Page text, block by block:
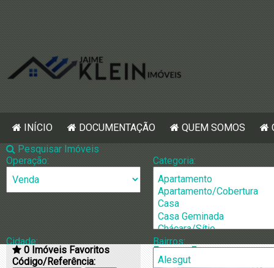
INÍCIO DOCUMENTAÇÃO QUEM SOMOS
Pesquisar Imóveis
Operação:
Categoria:
Cidade: Bairros:
0 Imóveis Favoritos
Código/Referência:
[862] Terreno